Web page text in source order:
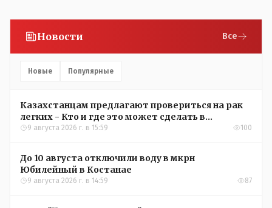
Новости Все
Новые Популярные
Казахстанцам предлагают провериться на рак
легких - Кто и где это может сделать в
Костанайской области
9 августа 2026 г. в 15:59 100
До 10 августа отключили воду в мкрн
Юбилейный в Костанае
9 августа 2026 г. в 14:59 87